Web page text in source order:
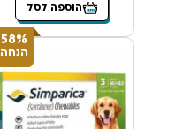
הוספה לסל
58%
הנחה